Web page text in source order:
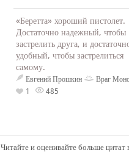
«Беретта» хороший пистолет.
Достаточно надежный, чтобы
застрелить друга, и
удобный, чтобы застрелиться
самому.
Евгений Прошкин
Враг
1
485
Читайте и оценивайте больше цитат